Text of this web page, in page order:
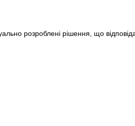
розроблені рішення, що